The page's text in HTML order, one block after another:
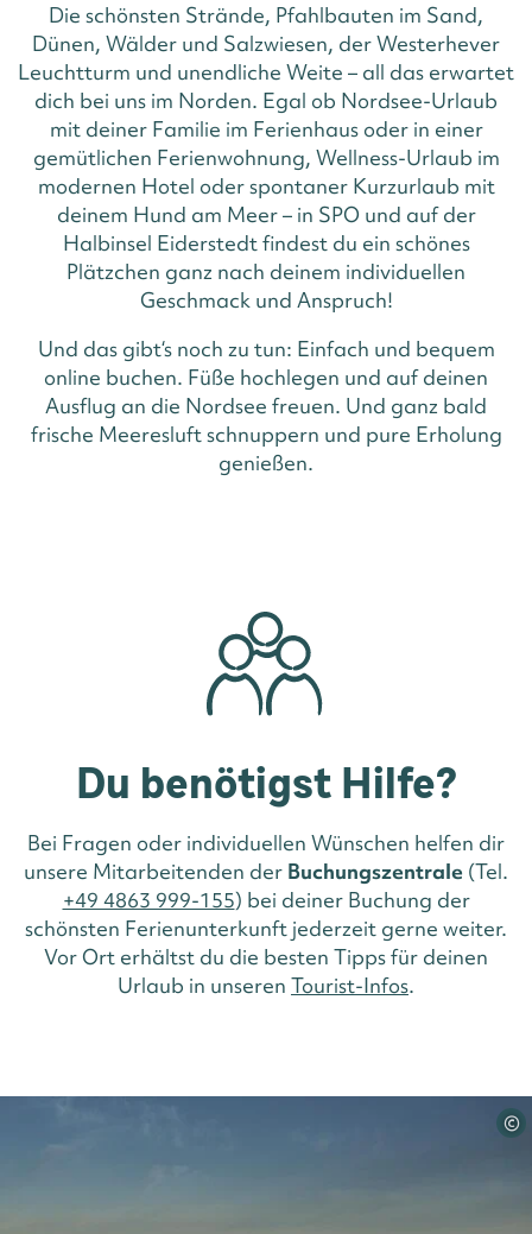
Die schönsten Strände, Pfahlbauten im Sand,
Dünen, Wälder und Salzwiesen, der Westerhever
Leuchtturm und unendliche Weite – all das erwartet
dich bei uns im Norden. Egal ob Nordsee-Urlaub
mit deiner Familie im Ferienhaus oder in einer
gemütlichen Ferienwohnung, Wellness-Urlaub im
modernen Hotel oder spontaner Kurzurlaub mit
deinem Hund am Meer – in SPO und auf der
Halbinsel Eiderstedt findest du ein schönes
Plätzchen ganz nach deinem individuellen
Geschmack und Anspruch!
Und das gibt‘s noch zu tun: Einfach und bequem
online buchen. Füße hochlegen und auf deinen
Ausflug an die Nordsee freuen. Und ganz bald
frische Meeresluft schnuppern und pure Erholung
genießen.
Du benötigst Hilfe?
Bei Fragen oder individuellen Wünschen helfen dir
unsere Mitarbeitenden der Buchungszentrale (Tel.
+49 4863 999-155) bei deiner Buchung der
schönsten Ferienunterkunft jederzeit gerne weiter.
Vor Ort erhältst du die besten Tipps für deinen
Urlaub in unseren Tourist-Infos.
©